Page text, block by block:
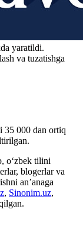
yaratildi.
va tuzatishga
000 dan ortiq
o‘zbek tilini
blogerlar va
an’anaga
, Sinonim.uz,